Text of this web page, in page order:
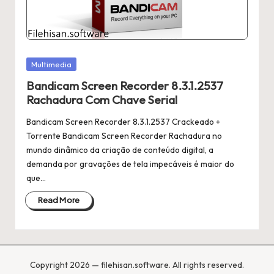
Posted
Multimedia
Bandicam Screen Recorder 8.3.1.2537
Rachadura Com Chave Serial
Bandicam Screen Recorder 8.3.1.2537 Crackeado +
Torrente Bandicam Screen Recorder Rachadura no
mundo dinâmico da criação de conteúdo digital, a
demanda por gravações de tela impecáveis ​​é maior do
que…
Read More
Copyright 2026 — filehisan.software. All rights reserved.